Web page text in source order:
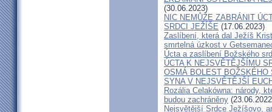
(30.06.2023)
NIC NEMŮŽE ZABRÁNIT
SRDCI JEŽÍŠE (17.06.2023)
Zaslíbení, která dal Ježíš
smrtelná úzkost v
Úcta a zaslíbení Božského
ÚCTA K NEJSVĚTĚJŠÍMU
OSMÁ BOLEST BOŽSKÉHO
SYNA V NEJSVĚTĚJŠÍ
Rozália Celakówna: národy,
budou zachráněny
Nejsvětější Srdce Ježíšovo,